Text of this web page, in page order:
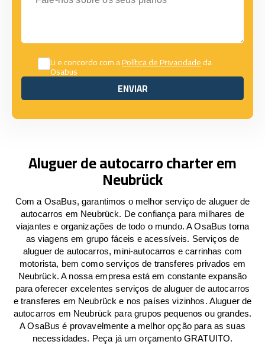
Li e concordo com aPolítica de Privacidadeda
Osabus
ENVIAR
ENVIAR
Aluguer de autocarro charter em
Neubrück
Com a OsaBus, garantimos o melhor serviço de aluguer de
autocarros em Neubrück. De confiança para milhares de
viajantes e organizações de todo o mundo. A OsaBus torna
as viagens em grupo fáceis e acessíveis. Serviços de
aluguer de autocarros, mini-autocarros e carrinhas com
motorista, bem como serviços de transferes privados em
Neubrück. A nossa empresa está em constante expansão
para oferecer excelentes serviços de aluguer de autocarros
e transferes em Neubrück e nos países vizinhos. Aluguer de
autocarros em Neubrück para grupos pequenos ou grandes.
A OsaBus é provavelmente a melhor opção para as suas
necessidades. Peça já um orçamento GRATUITO.